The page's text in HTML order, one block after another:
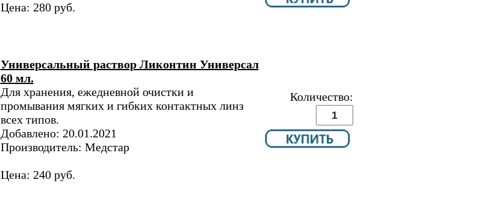
Цена: 280 руб.
Универсальный раствор Ликонтин Универсал
60 мл.
Для хранения, ежедневной очистки и
промывания мягких и гибких контактных линз
всех типов.
Добавлено: 20.01.2021
Производитель: Медстар
Цена: 240 руб.
Количество: